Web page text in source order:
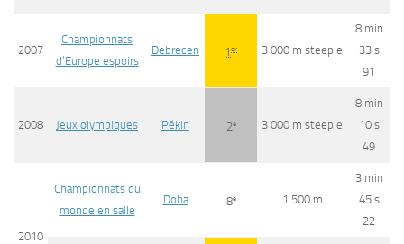
2007
Championnats
d’Europe espoirs
Debrecen 1 er 3 000 m steeple
8 min
33 s
91
2008 Jeux olympiques Pékin 2e 3 000 m steeple
8 min
10 s
49
2010
Championnats du
monde en salle
Doha 8e 1 500 m
3 min
45 s
22